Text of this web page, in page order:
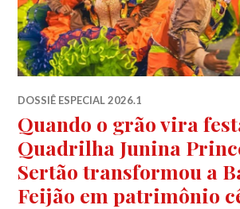
DOSSIÊ ESPECIAL 2026.1
Quando o grão vira
Quadrilha Junina
Sertão transformou a
Feijão em patrimônio